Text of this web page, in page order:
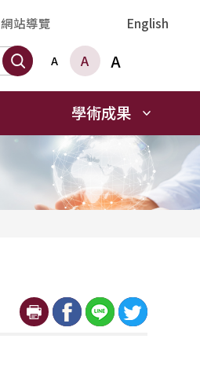
網站導覽 English
搜尋A A A
學術成果